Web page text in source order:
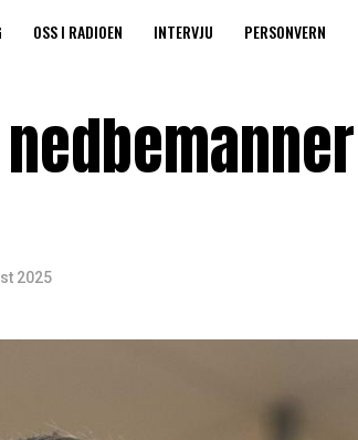
OSS I RADIOEN INTERVJU PERSONVERN
2025